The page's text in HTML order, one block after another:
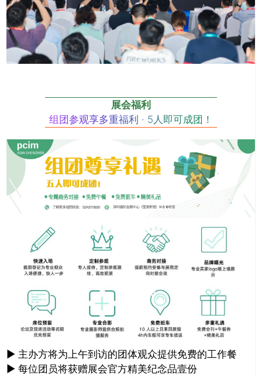
展会福利
组团参观享多重福利 · 5人即可成团！
► 主办方将为上午到访的团体观众提供免费的工作餐
► 每位团员将获赠展会官方精美纪念品壹份